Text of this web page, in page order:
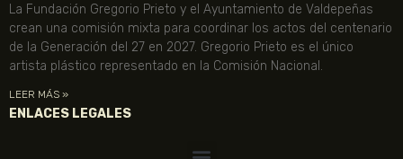
La Fundación Gregorio Prieto y el Ayuntamiento de Valdepeñas
crean una comisión mixta para coordinar los actos del centenario
de la Generación del 27 en 2027. Gregorio Prieto es el único
artista plástico representado en la Comisión Nacional.
LEER MÁS »
ENLACES LEGALES